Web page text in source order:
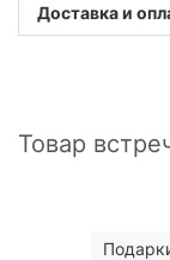
Доставка и
Товар